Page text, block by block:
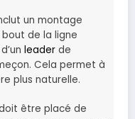
un montage
de la ligne
leader de
Cela permet à
plus naturelle.
doit être placé de